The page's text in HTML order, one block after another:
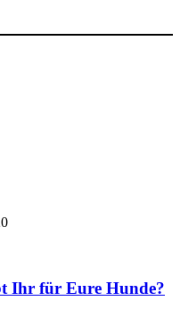
Ihr für Eure Hunde?